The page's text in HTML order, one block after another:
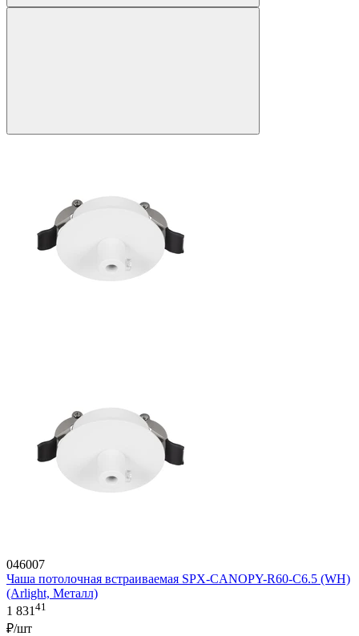
046007
Чаша потолочная встраиваемая SPX-CANOPY-R60-C6.5 (WH)
(Arlight, Металл)
1 83141
₽/шт